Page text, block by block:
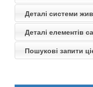
Деталі системи
Деталі елементів
Пошукові запити